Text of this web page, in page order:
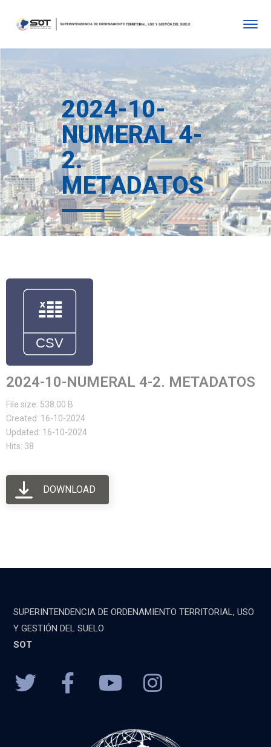
2024-10-
NUMERAL 4-
2.
METADATOS
2024-10-NUMERAL 4-2. METADATOS
File size: 538.00 B
Created: 16-10-2024
Updated: 16-10-2024
Hits: 38
DOWNLOAD
SUPERINTENDENCIA DE ORDENAMIENTO TERRITORIAL, USO
Y GESTIÓN DEL SUELO
SOT